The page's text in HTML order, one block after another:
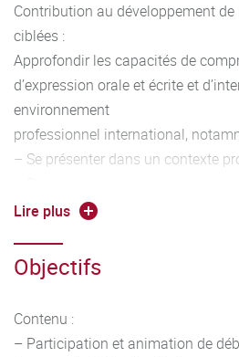
Contribution au développement
ciblées :
Approfondir les capacités de
d’expression orale et écrite et
environnement
professionnel international,
– Se présenter dans un contexte
– S’exprimer de façon construite et
– Interagir en situation
registres de langue à la situation
Lire plus
Objectifs
Contenu :
– Participation et animation de